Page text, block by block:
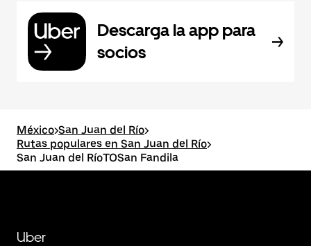
Descarga la app para
socios
México>San Juan del Río>
Rutas populares en San Juan del Río>
San Juan del RíoTOSan Fandila
Uber